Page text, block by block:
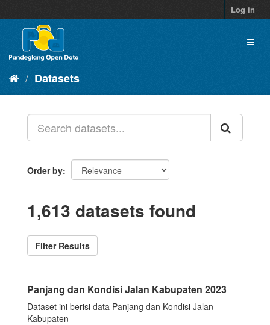
to
content
Log in
Datasets
Order by
1,613 datasets found
Filter Results
Panjang dan Kondisi Jalan Kabupaten 2023
Dataset ini berisi data Panjang dan Kondisi Jalan
Kabupaten